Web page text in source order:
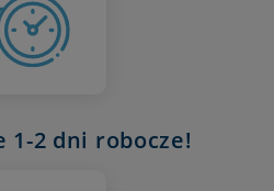
1-2 dni robocze!